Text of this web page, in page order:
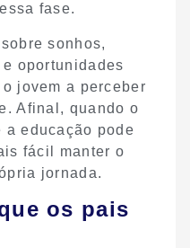
fase.
sonhos,
oportunidades
jovem a perceber
Afinal, quando o
a educação pode
fácil manter o
jornada.
os pais